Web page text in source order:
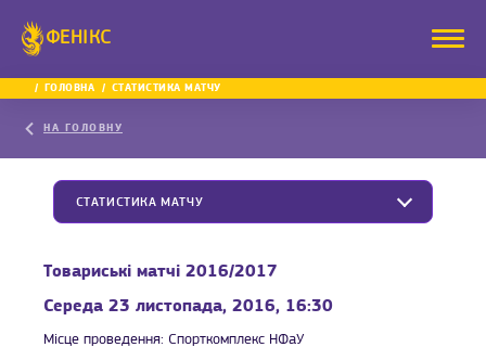
ФЕНІКС
ГОЛОВНА СТАТИСТИКА МАТЧУ
НА ГОЛОВНУ
СТАТИСТИКА МАТЧУ
Товариські матчі 2016/2017
Середа 23 листопада, 2016, 16:30
Місце проведення: Спорткомплекс НФаУ